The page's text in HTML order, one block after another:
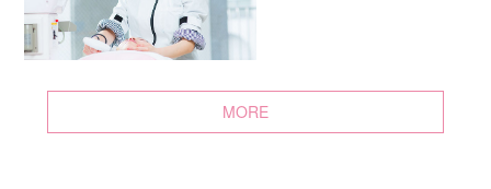
MORE